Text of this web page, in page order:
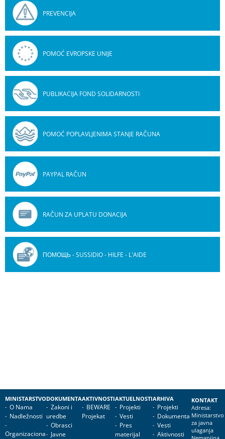
PREVENCIJA
POMOĆ EVROPSKE UNIJE
PUBLIKACIJA FOND SOLIDARNOSTI
POMOĆ POPLAVLJENIMA STANJE RAČUNA
PAYPAL RAČUN
RAČUN ZA UPLATU DONACIJA
ПОМОЩЬ - SUSSIDIO - HILFE - L'AIDE
MINISTARSTVO
O Nama
Nadležnosti
Organizaciona
DOKUMENTA
Zakoni i
uredbe
Obrasci
Javne
AKTIVNOSTI
BEWARE
Projekat
AKTUELNOSTI
Projekti
Vesti
Pres
materijal
ARHIVA
Projekti
Dokumenta
Vesti
Aktivnosti
KONTAKT
Adresa:
Ministarstvo
za javna
ulaganja